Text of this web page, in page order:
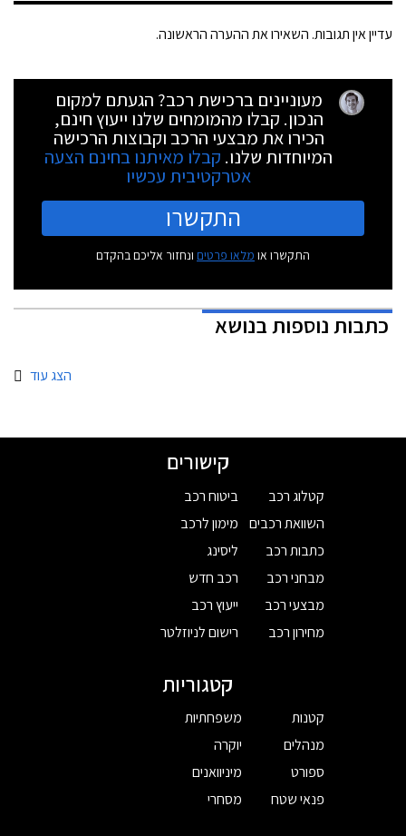
עדיין אין תגובות. השאירו את ההערה הראשונה.
מעוניינים ברכישת רכב? הגעתם למקום
הנכון. קבלו מהמומחים שלנו ייעוץ חינם,
הכירו את מבצעי הרכב וקבוצות הרכישה
המיוחדות שלנו. קבלו מאיתנו בחינם הצעה
אטרקטיבית עכשיו
התקשרו
התקשרו או מלאו פרטים ונחזור אליכם בהקדם
כתבות נוספות בנושא
הצג עוד
קישורים
קטלוג רכב
השוואת רכבים
כתבות רכב
מבחני רכב
מבצעי רכב
מחירון רכב
ביטוח רכב
מימון לרכב
ליסינג
רכב חדש
ייעוץ רכב
רישום לניוזלטר
קטגוריות
קטנות
מנהלים
ספורט
פנאי שטח
משפחתיות
יוקרה
מיניוואנים
מסחרי